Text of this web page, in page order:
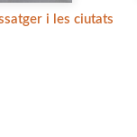
i les ciutats